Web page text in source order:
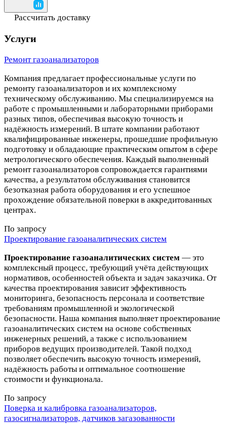
Рассчитать доставку
Услуги
Ремонт газоанализаторов
Компания предлагает профессиональные услуги по
ремонту газоанализаторов и их комплексному
техническому обслуживанию. Мы специализируемся на
работе с промышленными и лабораторными приборами
разных типов, обеспечивая высокую точность и
надёжность измерений. В штате компании работают
квалифицированные инженеры, прошедшие профильную
подготовку и обладающие практическим опытом в сфере
метрологического обеспечения. Каждый выполненный
ремонт газоанализаторов сопровождается гарантиями
качества, а результатом обслуживания становится
безотказная работа оборудования и его успешное
прохождение обязательной поверки в аккредитованных
центрах.
По запросу
Проектирование газоаналитических систем
Проектирование газоаналитических систем — это
комплексный процесс, требующий учёта действующих
нормативов, особенностей объекта и задач заказчика. От
качества проектирования зависит эффективность
мониторинга, безопасность персонала и соответствие
требованиям промышленной и экологической
безопасности. Наша компания выполняет проектирование
газоаналитических систем на основе собственных
инженерных решений, а также с использованием
приборов ведущих производителей. Такой подход
позволяет обеспечить высокую точность измерений,
надёжность работы и оптимальное соотношение
стоимости и функционала.
По запросу
Поверка и калибровка газоанализаторов,
газосигнализаторов, датчиков загазованности